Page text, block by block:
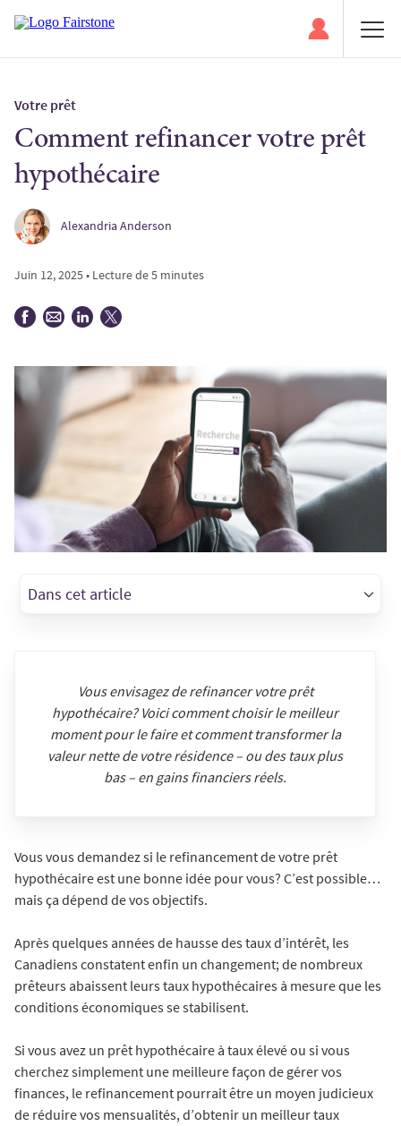
Votre prêt
Comment refinancer votre prêt
hypothécaire
Alexandria Anderson
Juin 12, 2025 • Lecture de 5 minutes
Dans cet article
Vous envisagez de refinancer votre prêt
hypothécaire? Voici comment choisir le meilleur
moment pour le faire et comment transformer la
valeur nette de votre résidence – ou des taux plus
bas – en gains financiers réels.
Vous vous demandez si le refinancement de votre prêt
hypothécaire est une bonne idée pour vous? C’est possible…
mais ça dépend de vos objectifs.
Après quelques années de hausse des taux d’intérêt, les
Canadiens constatent enfin un changement; de nombreux
prêteurs abaissent leurs taux hypothécaires à mesure que les
conditions économiques se stabilisent.
Si vous avez un prêt hypothécaire à taux élevé ou si vous
cherchez simplement une meilleure façon de gérer vos
finances, le refinancement pourrait être un moyen judicieux
de réduire vos mensualités, d’obtenir un meilleur taux